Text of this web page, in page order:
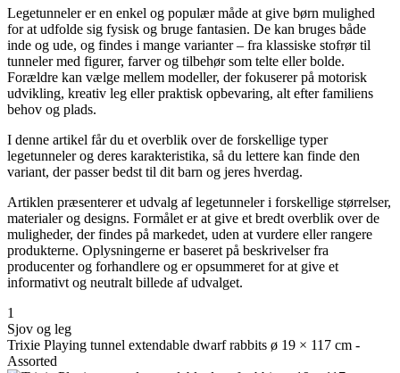
Legetunneler er en enkel og populær måde at give børn mulighed
for at udfolde sig fysisk og bruge fantasien. De kan bruges både
inde og ude, og findes i mange varianter – fra klassiske stofrør til
tunneler med figurer, farver og tilbehør som telte eller bolde.
Forældre kan vælge mellem modeller, der fokuserer på motorisk
udvikling, kreativ leg eller praktisk opbevaring, alt efter familiens
behov og plads.
I denne artikel får du et overblik over de forskellige typer
legetunneler og deres karakteristika, så du lettere kan finde den
variant, der passer bedst til dit barn og jeres hverdag.
Artiklen præsenterer et udvalg af legetunneler i forskellige størrelser,
materialer og designs. Formålet er at give et bredt overblik over de
muligheder, der findes på markedet, uden at vurdere eller rangere
produkterne. Oplysningerne er baseret på beskrivelser fra
producenter og forhandlere og er opsummeret for at give et
informativt og neutralt billede af udvalget.
1
Sjov og leg
Trixie Playing tunnel extendable dwarf rabbits ø 19 × 117 cm -
Assorted